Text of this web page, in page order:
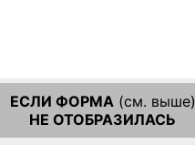
ЕСЛИ ФОРМА (см. выше)
НЕ ОТОБРАЗИЛАСЬ